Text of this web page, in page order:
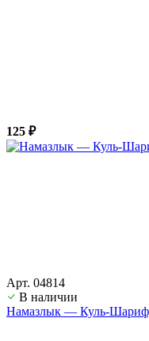
125 ₽
Арт. 04814
В наличии
Намазлык — Куль-Шариф,